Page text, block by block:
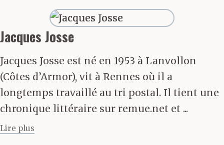
impose. C’est un bloc.
Un massif teigneux
doté d’une force de
cheval, disent les rares
qui s’y sont frottés.
Visage oblong,
pommettes saillantes,
Jacques Josse
Jacques Josse est né en 1953 à Lanvollon
(Côtes d’Armor), vit à Rennes où il a
longtemps travaillé au tri postal. Il tient une
chronique littéraire sur remue.net et ...
Lire plus